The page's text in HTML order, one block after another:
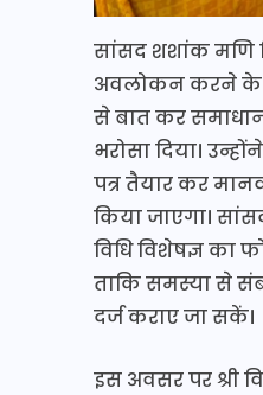
सांसद शशांक मणि
अवलोकन करने के
से बात कर
भरोसा दिया।
पत्र तैयार कर
किया जाएगा।
विधि विशेषज्ञ का
ताकि समस्या से
दर्ज कराए जा सकें।
इस अवसर पर श्री